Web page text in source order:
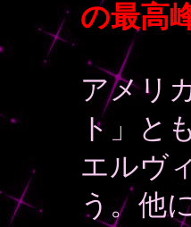
の最高
アメリ
ト」と
エルヴ
う。他